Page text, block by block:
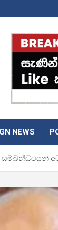
NEWS
සම්බන්ධයෙන්